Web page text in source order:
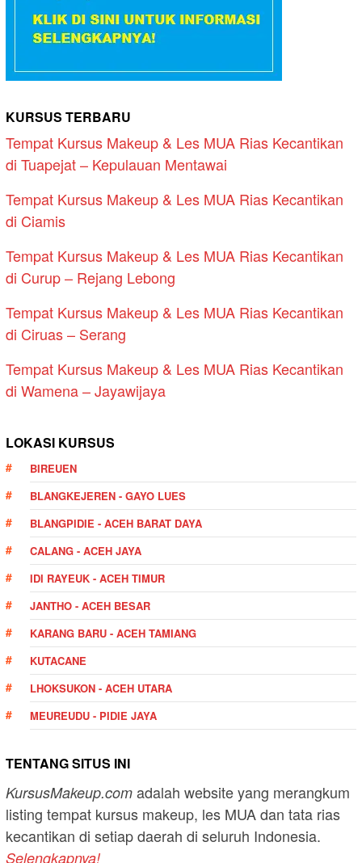
KURSUS TERBARU
Tempat Kursus Makeup & Les MUA Rias Kecantikan
di Tuapejat – Kepulauan Mentawai
Tempat Kursus Makeup & Les MUA Rias Kecantikan
di Ciamis
Tempat Kursus Makeup & Les MUA Rias Kecantikan
di Curup – Rejang Lebong
Tempat Kursus Makeup & Les MUA Rias Kecantikan
di Ciruas – Serang
Tempat Kursus Makeup & Les MUA Rias Kecantikan
di Wamena – Jayawijaya
LOKASI KURSUS
BIREUEN
BLANGKEJEREN - GAYO LUES
BLANGPIDIE - ACEH BARAT DAYA
CALANG - ACEH JAYA
IDI RAYEUK - ACEH TIMUR
JANTHO - ACEH BESAR
KARANG BARU - ACEH TAMIANG
KUTACANE
LHOKSUKON - ACEH UTARA
MEUREUDU - PIDIE JAYA
TENTANG SITUS INI
KursusMakeup.com adalah website yang merangkum
listing tempat kursus makeup, les MUA dan tata rias
kecantikan di setiap daerah di seluruh Indonesia.
Selengkapnya!